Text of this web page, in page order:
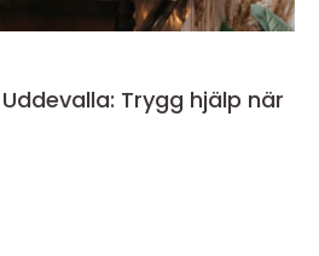
Trygg hjälp när